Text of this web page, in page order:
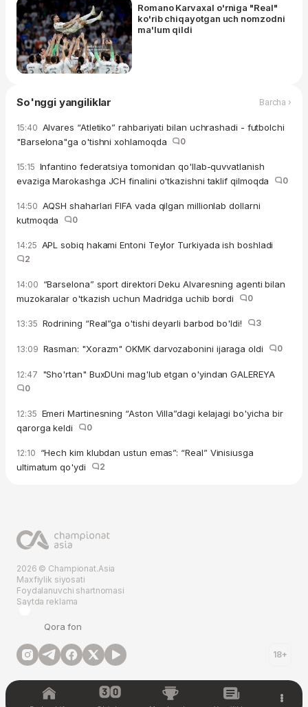
Romano Karvaxal o'rniga "Real"
ko'rib chiqayotgan uch nomzodni
ma'lum qildi
So'nggi yangiliklar Barcha ›
15:40 Alvares “Atletiko” rahbariyati bilan uchrashadi - futbolchi
"Barselona"ga o'tishni xohlamoqda
0
15:15 Infantino federatsiya tomonidan qo'llab-quvvatlanish
evaziga Marokashga JCH finalini o'tkazishni taklif qilmoqda
0
14:50 AQSH shaharlari FIFA vada qilgan millionlab dollarni
kutmoqda
0
14:25 APL sobiq hakami Entoni Teylor Turkiyada ish boshladi
2
14:00 “Barselona” sport direktori Deku Alvaresning agenti bilan
muzokaralar o'tkazish uchun Madridga uchib bordi
0
13:35 Rodrining “Real”ga o'tishi deyarli barbod bo'ldi! 3
13:09 Rasman: "Xorazm" OKMK darvozabonini ijaraga oldi 0
12:47 "Sho'rtan" BuxDUni mag'lub etgan o'yindan GALEREYA
0
12:35 Emeri Martinesning “Aston Villa”dagi kelajagi bo'yicha bir
qarorga keldi
0
12:10 “Hech kim klubdan ustun emas”: “Real” Vinisiusga
ultimatum qo'ydi
2
2026 © Championat.Asia
Maxfiylik siyosati
Foydalanuvchi shartnomasi
Saytda reklama
Qora fon
18+